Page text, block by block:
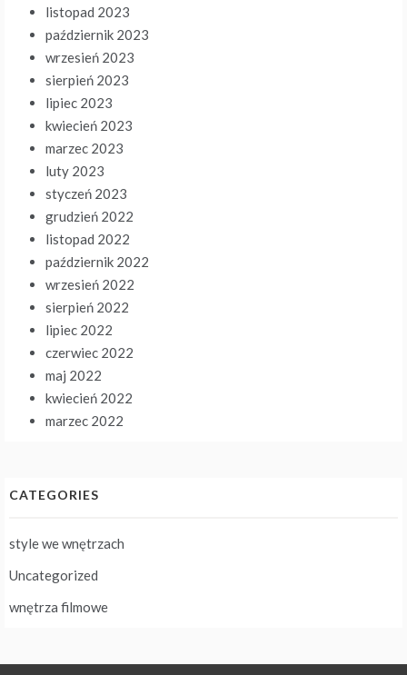
listopad 2023
październik 2023
wrzesień 2023
sierpień 2023
lipiec 2023
kwiecień 2023
marzec 2023
luty 2023
styczeń 2023
grudzień 2022
listopad 2022
październik 2022
wrzesień 2022
sierpień 2022
lipiec 2022
czerwiec 2022
maj 2022
kwiecień 2022
marzec 2022
CATEGORIES
style we wnętrzach
Uncategorized
wnętrza filmowe